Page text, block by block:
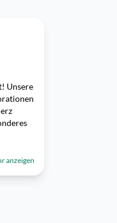
Unsere
anzeigen